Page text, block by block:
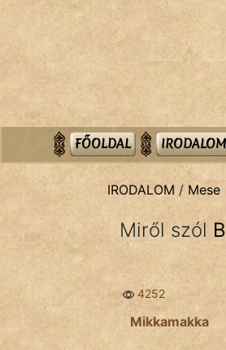
Dráma
Eposz
Kötelező
FŐOLDAL IRODALOM
IRODALOM / Mese
Miről szól
4252
Mikkamakka